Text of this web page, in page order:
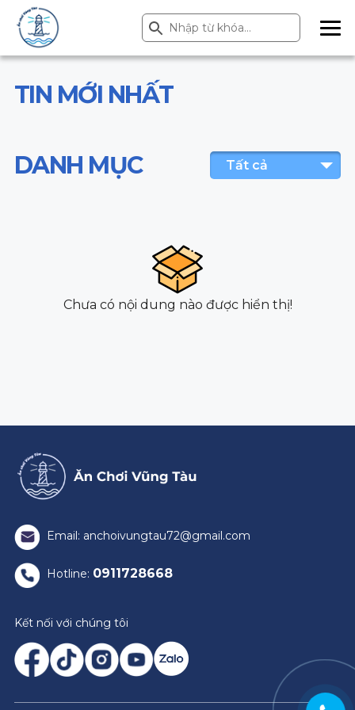
Search
for:
Search Button
ME
NU
TIN MỚI NHẤT
DANH MỤC Tất cả
Chưa có nội dung nào được hiển thị!
Email: anchoivungtau72@gmail.com
Hotline: 0911728668
Kết nối với chúng tôi